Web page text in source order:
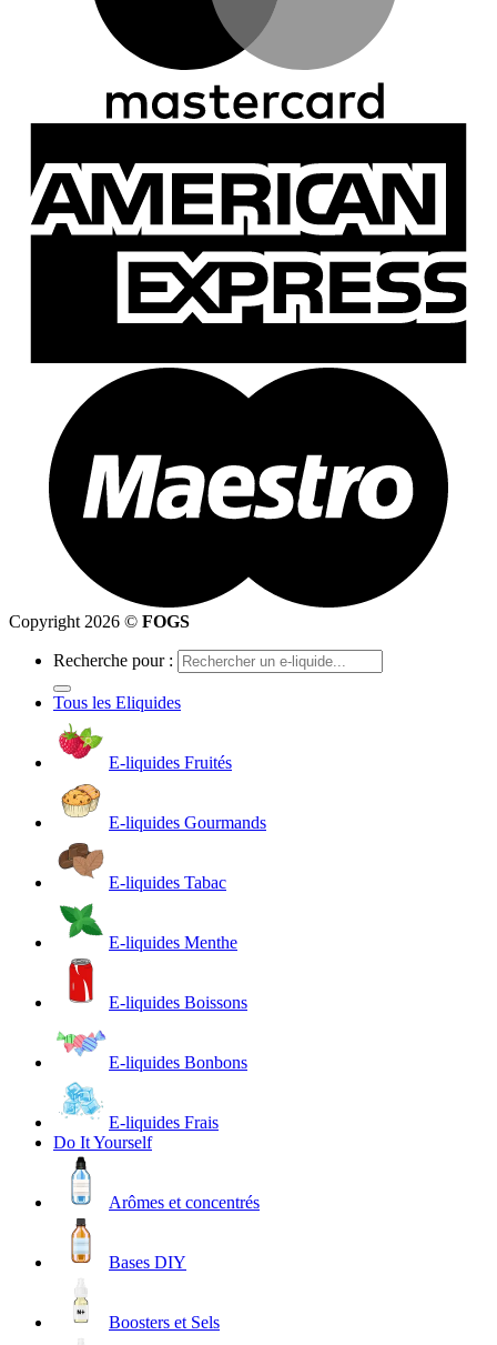
Copyright 2026 © FOGS
Recherche pour :
Tous les Eliquides
E-liquides Fruités
E-liquides Gourmands
E-liquides Tabac
E-liquides Menthe
E-liquides Boissons
E-liquides Bonbons
E-liquides Frais
Do It Yourself
Arômes et concentrés
Bases DIY
Boosters et Sels